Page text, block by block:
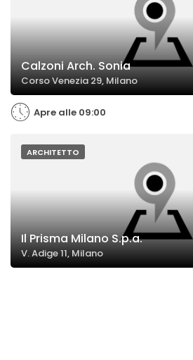
Calzoni Arch. Sonia
Corso Venezia 29, Milano
Apre alle 09:00
ARCHITETTO
Il Prisma Milano S.p.a.
V. Adige 11, Milano